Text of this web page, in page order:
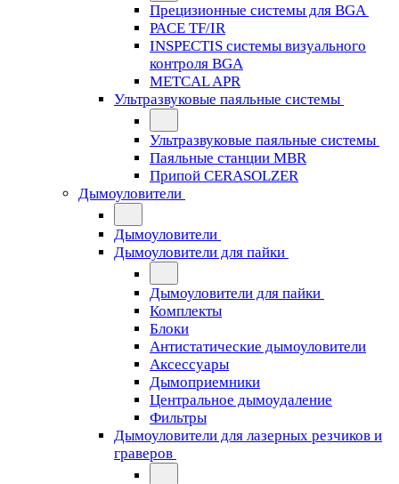
Прецизионные системы для BGA
PACE TF/IR
INSPECTIS системы визуального
контроля BGA
METCAL APR
Ультразвуковые паяльные системы
Ультразвуковые паяльные системы
Паяльные станции MBR
Припой CERASOLZER
Дымоуловители
Дымоуловители
Дымоуловители для пайки
Дымоуловители для пайки
Комплекты
Блоки
Антистатические дымоуловители
Аксессуары
Дымоприемники
Центральное дымоудаление
Фильтры
Дымоуловители для лазерных резчиков и
граверов